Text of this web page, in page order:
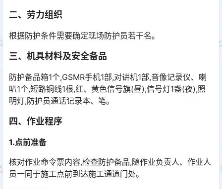
二、劳力组织
根据防护条件需要确定现场防护员若干名。
三、机具材料及安全备品
防护备品箱1个,GSMR手机1部,对讲机1部,音像记录仪、喇
叭1个,短路铜线1根,红、黄色信号旗(昼),信号灯1盏(夜),照
明灯,防护员通话记录本、笔。
四、作业程序
1.点前准备
核对作业命令票内容,检查防护备品,随作业负责人、作业人
员一同于施工点前到达施工通道门处。